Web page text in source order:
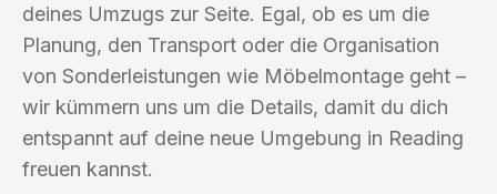
deines Umzugs zur Seite. Egal, ob es um die
Planung, den Transport oder die Organisation
von Sonderleistungen wie Möbelmontage geht –
wir kümmern uns um die Details, damit du dich
entspannt auf deine neue Umgebung in Reading
freuen kannst.